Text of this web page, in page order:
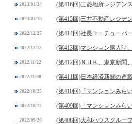
2023/01/24 (第416回)三菱地所レジデン
2023/01/10 (第415回)三井不動産レジデ
2022/12/27 (第414回)社長ユーチューバ
2022/12/13 (第413回)マンション購入時
2022/11/22 (第412回)ＮＨＫ、東京新聞
2022/11/08 (第411回)日本経済新聞の連
2022/10/25 (第410回)「マンションみら
2022/10/11 (第409回)「マンションみら
2022/09/20
(第408回)大和ハウスグルー